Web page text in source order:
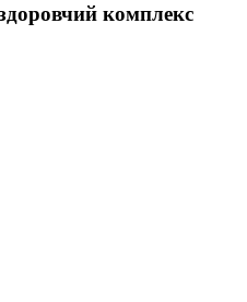
комплекс